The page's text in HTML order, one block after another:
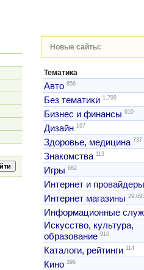
Новые сайты:
Тематика
Авто 856
Без тематики 1,799
Бизнес и финансы 610
Дизайн 167
Здоровье, медицина 737
Знакомства 113
Игры 682
Интернет и провайдеры
Интернет магазины
Информационные
Искусство, культура,
образование 916
Каталоги, рейтинги 114
Кино 396